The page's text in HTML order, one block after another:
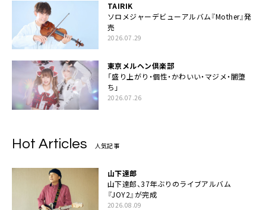
TAIRIK
ソロメジャーデビューアルバム『Mother』発
売
2026.07.29
東京メルヘン倶楽部
「盛り上がり・個性・かわいい・マジメ・闇堕
ち」
2026.07.26
Hot Articles 人気記事
山下達郎
山下達郎、37年ぶりのライブアルバム
『JOY2』が完成
2026.08.09